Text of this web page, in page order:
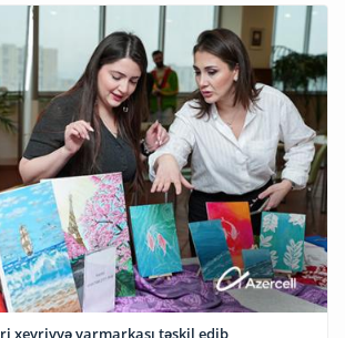
xeyriyyə yarmarkası təşkil edib